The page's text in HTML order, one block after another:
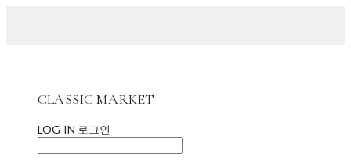
CLASSIC MARKET
LOG IN 로그인